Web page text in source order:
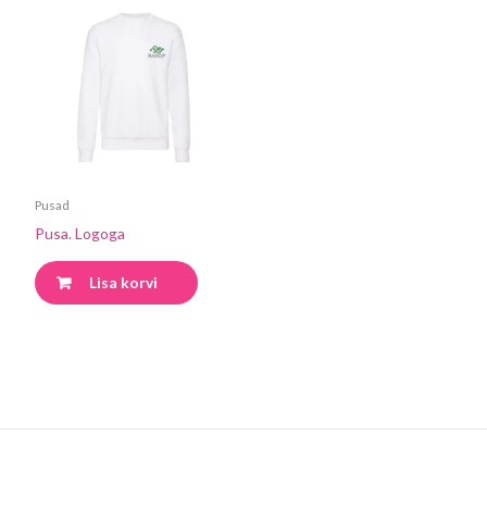
Pusad
Pusa. Logoga
Lisa korvi